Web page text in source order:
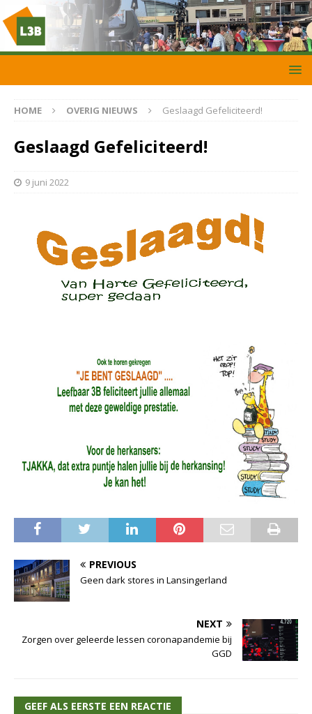
HOME OVERIG NIEUWS Geslaagd Gefeliciteerd!
Geslaagd Gefeliciteerd!
9 juni 2022
PREVIOUS
Geen dark stores in Lansingerland
NEXT
Zorgen over geleerde lessen coronapandemie bij
GGD
GEEF ALS EERSTE EEN REACTIE